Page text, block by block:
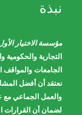
نبذة
مؤسسة الاختيار
التجارية
الجامعات والمواقف
نعتقد أن أفضل
والعمل الجماعي مع
لضمان أن القرارات